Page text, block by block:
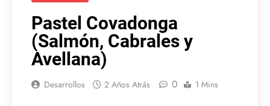
Pastel Covadonga
(Salmón, Cabrales y
Avellana)
Desarrollos 2 Años Atrás 0 1 Mins